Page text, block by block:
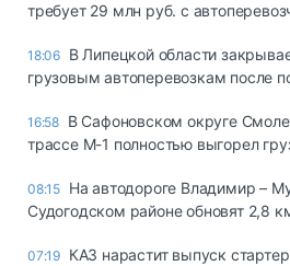
требует 29 млн руб. с
18:06 В Липецкой области
грузовым автоперевозкам после
16:58 В Сафоновском округе
трассе М-1 полностью выгорел
08:15 На автодороге Владимир –
Судогодском районе обновят 2,8
07:19 КАЗ нарастит выпуск